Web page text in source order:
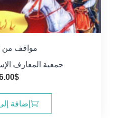
مواقف من
جمعية المعارف
$
إضافة